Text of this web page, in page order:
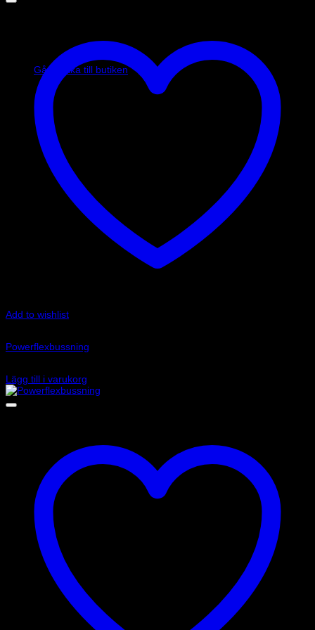
Inga produkter i varukorgen.
Gå tillbaka till butiken
Add to wishlist
Powerflexbussning
Lägg till i varukorg